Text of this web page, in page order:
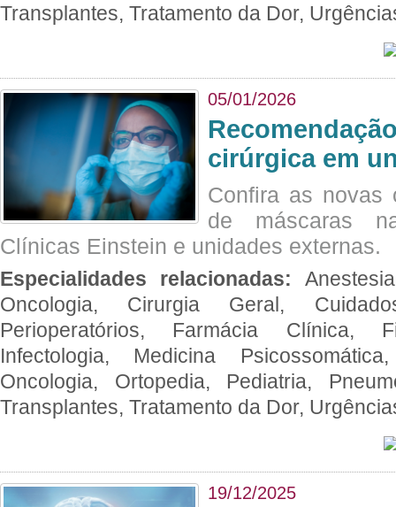
Transplantes, Tratamento da Dor,
05/01/2026
cirúrgica em
Confira as novas
de máscaras
Clínicas Einstein e unidades externas.
Especialidades relacionadas:
Oncologia, Cirurgia Geral,
Perioperatórios, Farmácia Clínica,
Infectologia, Medicina
Oncologia, Ortopedia, Pediatria,
Transplantes, Tratamento da Dor,
19/12/2025